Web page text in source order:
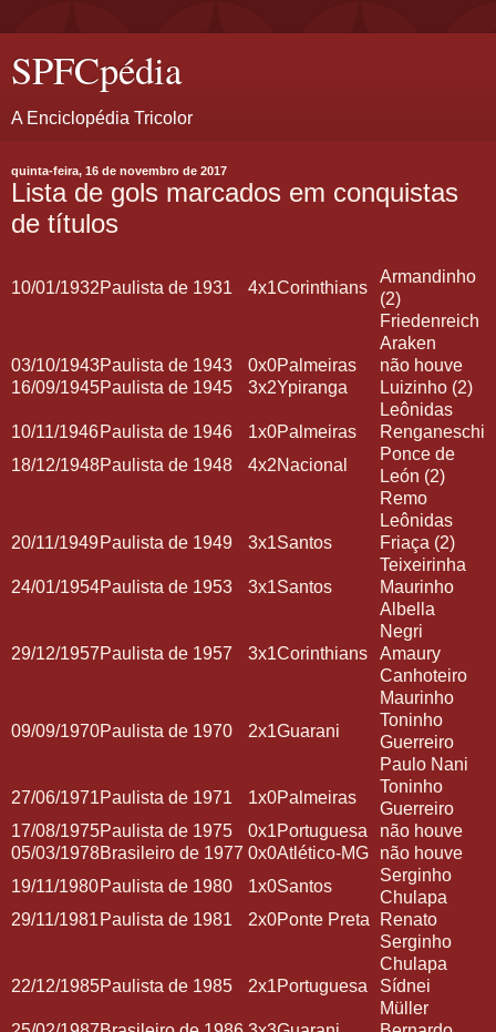
SPFCpédia
A Enciclopédia Tricolor
quinta-feira, 16 de novembro de 2017
Lista de gols marcados em conquistas
de títulos
10/01/1932Paulista de 1931 4x1Corinthians
Armandinho
(2)
Friedenreich
Araken
03/10/1943Paulista de 1943 0x0Palmeiras
não houve
16/09/1945Paulista de 1945 3x2Ypiranga
Luizinho (2)
Leônidas
10/11/1946Paulista de 1946 1x0Palmeiras
Renganeschi
18/12/1948Paulista de 1948 4x2Nacional
Ponce de
León (2)
Remo
Leônidas
20/11/1949Paulista de 1949 3x1Santos
Friaça (2)
Teixeirinha
24/01/1954Paulista de 1953 3x1Santos
Maurinho
Albella
Negri
29/12/1957Paulista de 1957 3x1Corinthians
Amaury
Canhoteiro
Maurinho
09/09/1970Paulista de 1970 2x1Guarani
Toninho
Guerreiro
Paulo Nani
27/06/1971Paulista de 1971 1x0Palmeiras
Toninho
Guerreiro
17/08/1975Paulista de 1975 0x1Portuguesa
não houve
05/03/1978Brasileiro de 1977 0x0Atlético-MG
não houve
19/11/1980Paulista de 1980 1x0Santos
Serginho
Chulapa
29/11/1981 Paulista de 1981 2x0Ponte Preta
Renato
Serginho
Chulapa
22/12/1985Paulista de 1985 2x1Portuguesa
Sídnei
Müller